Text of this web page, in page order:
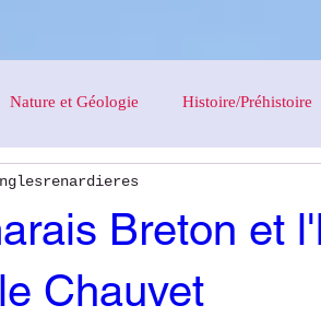
Nature et Géologie Histoire/Préhistoire
Breton et
Chauvet